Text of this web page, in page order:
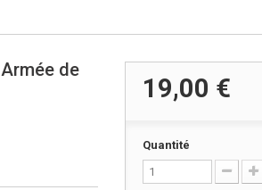
Armée de
19,00 €
Quantité